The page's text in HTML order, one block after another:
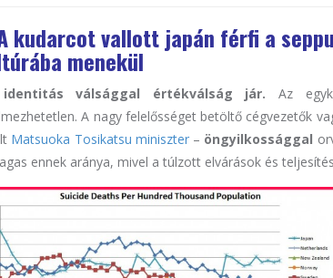
kudarcot vallott japán férfi a
menekül
válsággal értékválság jár. Az
A nagy felelősséget betöltő cégvezetők
Matsuoka Tosikatsu miniszter– öngyilkossággal
ennek aránya, mivel a túlzott elvárások és